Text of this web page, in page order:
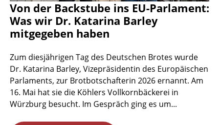
Von der Backstube ins EU-Parlament:
Was wir Dr. Katarina Barley
mitgegeben haben
Zum diesjährigen Tag des Deutschen Brotes wurde
Dr. Katarina Barley, Vizepräsidentin des Europäischen
Parlaments, zur Brotbotschafterin 2026 ernannt. Am
16. Mai hat sie die Köhlers Vollkornbäckerei in
Würzburg besucht. Im Gespräch ging es um...